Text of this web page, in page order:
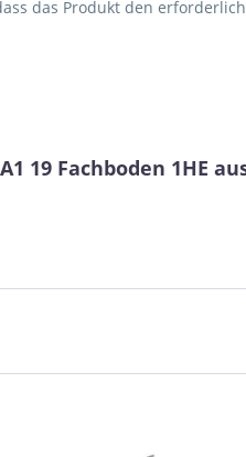
das Produkt den
19 Fachboden 1HE